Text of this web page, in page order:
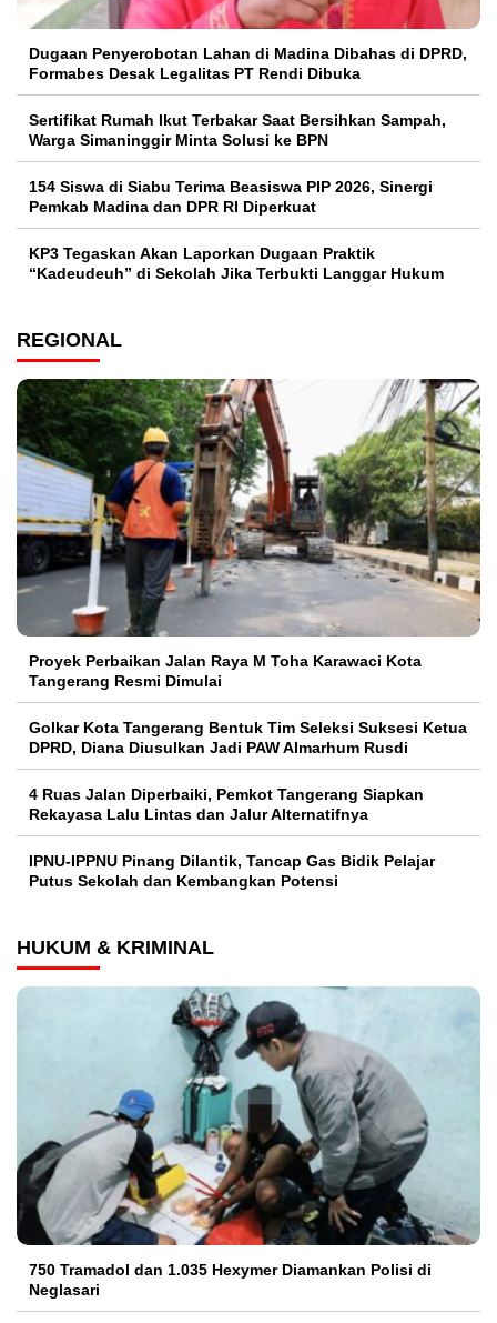
Dugaan Penyerobotan Lahan di Madina Dibahas di DPRD,
Formabes Desak Legalitas PT Rendi Dibuka
Sertifikat Rumah Ikut Terbakar Saat Bersihkan Sampah,
Warga Simaninggir Minta Solusi ke BPN
154 Siswa di Siabu Terima Beasiswa PIP 2026, Sinergi
Pemkab Madina dan DPR RI Diperkuat
KP3 Tegaskan Akan Laporkan Dugaan Praktik
“Kadeudeuh” di Sekolah Jika Terbukti Langgar Hukum
REGIONAL
Proyek Perbaikan Jalan Raya M Toha Karawaci Kota
Tangerang Resmi Dimulai
Golkar Kota Tangerang Bentuk Tim Seleksi Suksesi Ketua
DPRD, Diana Diusulkan Jadi PAW Almarhum Rusdi
4 Ruas Jalan Diperbaiki, Pemkot Tangerang Siapkan
Rekayasa Lalu Lintas dan Jalur Alternatifnya
IPNU-IPPNU Pinang Dilantik, Tancap Gas Bidik Pelajar
Putus Sekolah dan Kembangkan Potensi
HUKUM & KRIMINAL
750 Tramadol dan 1.035 Hexymer Diamankan Polisi di
Neglasari